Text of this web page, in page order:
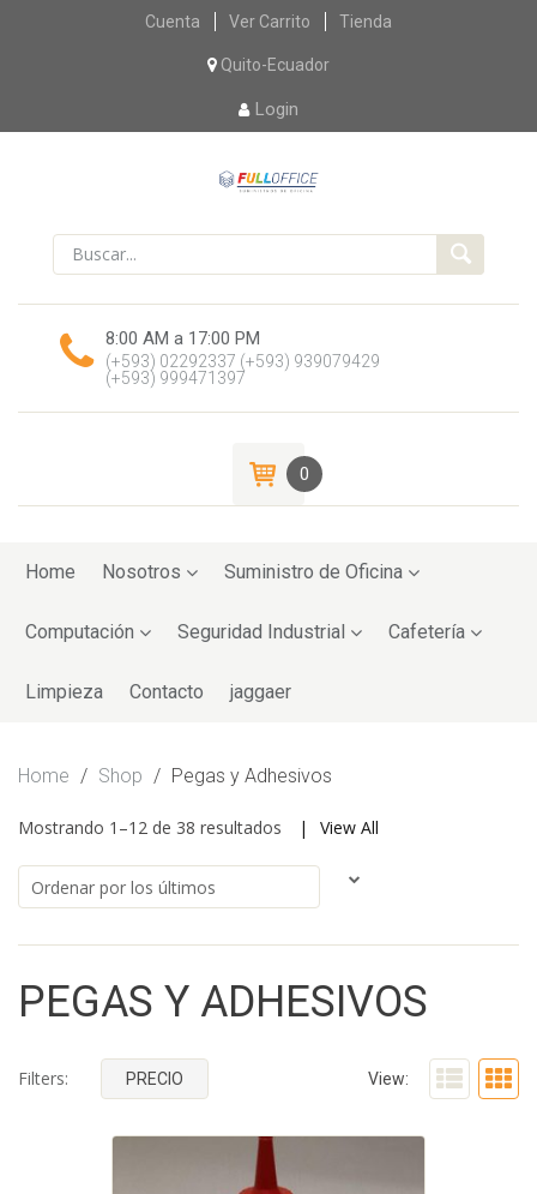
Skip
content
Cuenta Ver Carrito Tienda
Quito-Ecuador
Login
8:00 AM a 17:00 PM
(+593) 02292337 (+593) 939079429
(+593) 999471397
0
toHome Nosotros Suministro de Oficina
Computación Seguridad Industrial Cafetería
Limpieza Contacto jaggaer
Home / Shop / Pegas y Adhesivos
Mostrando 1–12 de 38 resultados View All
PEGAS Y ADHESIVOS
View:
Filters: PRECIO